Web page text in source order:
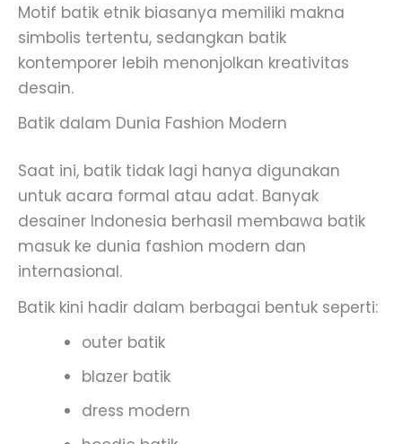
Motif batik etnik biasanya memiliki makna
simbolis tertentu, sedangkan batik
kontemporer lebih menonjolkan kreativitas
desain.
Batik dalam Dunia Fashion Modern
Saat ini, batik tidak lagi hanya digunakan
untuk acara formal atau adat. Banyak
desainer Indonesia berhasil membawa batik
masuk ke dunia fashion modern dan
internasional.
Batik kini hadir dalam berbagai bentuk seperti:
outer batik
blazer batik
dress modern